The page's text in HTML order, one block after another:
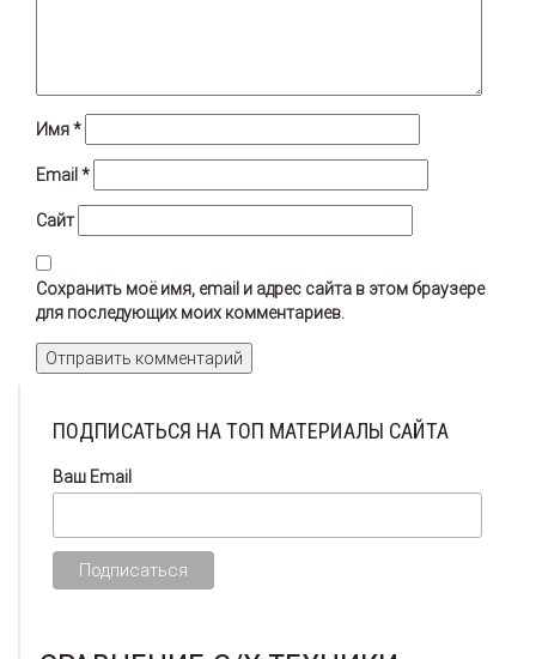
Имя*
Email *
Сайт
Сохранить моё имя, email и адрес сайта в этом браузере
для последующих моих комментариев.
ПОДПИСАТЬСЯ НА ТОП МАТЕРИАЛЫ САЙТА
Ваш Email